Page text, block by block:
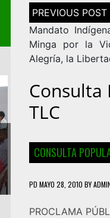
Navegación
de
entradas
Mandato
Minga por la
Alegría, la
Consulta
TLC
CONSULTA
PD MAYO 28, 2010 BY
PROCLAMA